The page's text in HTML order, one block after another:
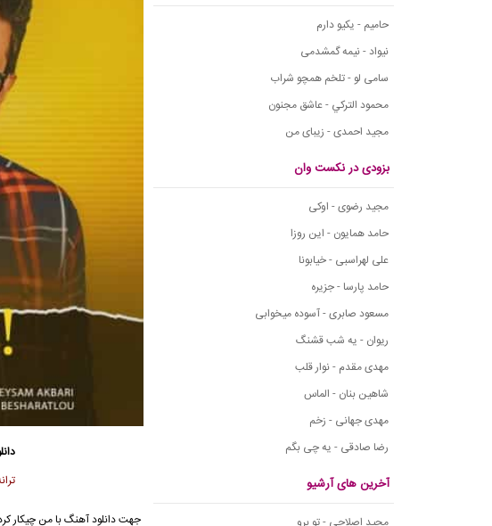
حامیم - یکیو دارم
نیواد - نیمه گمشدمی
سامی لو - تلخم همچو شراب
محمود التركي - عاشق مجنون
مجید احمدی - زیبای من
بزودی در نکست وان
مجید رضوی - اوکی
حامد همایون - این روزا
علی لهراسبی - خیابونا
حامد پارسا - جزیره
مسعود صابری - آسوده میخوابی
ریوان - یه شب قشنگ
مهدی مقدم - نوار قلب
شاهین بنان - الماس
مهدی جهانی - زخم
رضا صادقی - یه چی بگم
آخرین های آرشیو
جهت دانلود آهنگ با من چیکار